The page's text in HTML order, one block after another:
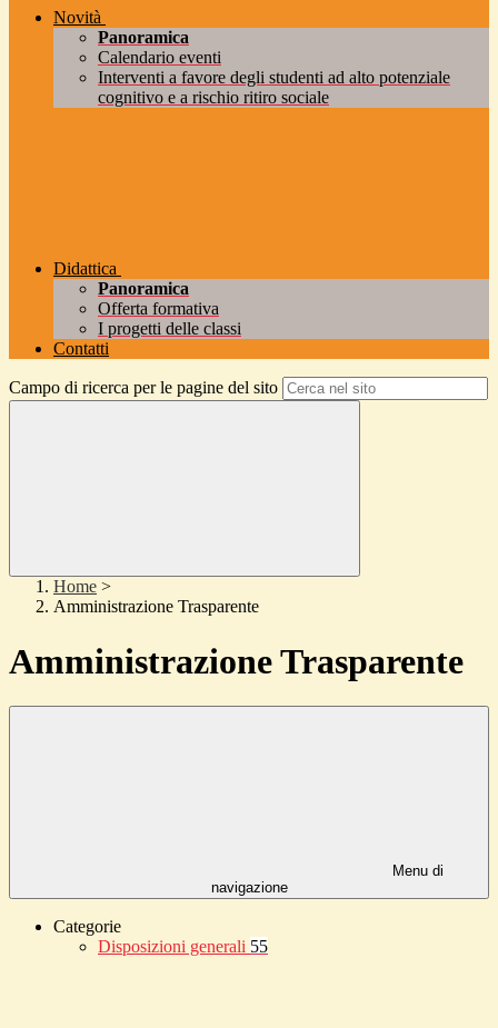
Novità
Panoramica
Calendario eventi
Interventi a favore degli studenti ad alto potenziale
cognitivo e a rischio ritiro sociale
Didattica
Panoramica
Offerta formativa
I progetti delle classi
Contatti
Campo di ricerca per le pagine del sito
Home >
Amministrazione Trasparente
Amministrazione Trasparente
Menu di
navigazione
Categorie
Disposizioni generali 55